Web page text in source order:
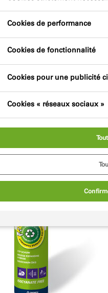
au silane), 100%
de l'humidité de
Cookies de performance
Cookies de fonctionnalité
Cookies pour une publicité
Cookies « réseaux sociaux »